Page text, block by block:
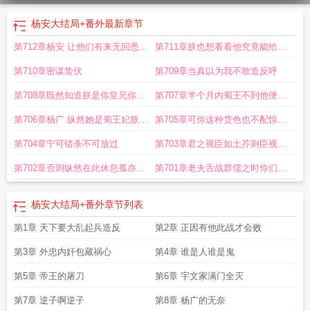
杨安个人资料 杨安全文免费阅读最新章节
杨安的短剧
么杨安 陈总杨安喜欢杨八妹杨安 你知道杨安欣是谁吗杨安的扮演者杨安 陈
杨安大结局+番外最新章节
第712章杨安 让他们有来无回悉数
葬送于此
第711章朕也想看看他究竟能给朕
多少惊喜
第710章密谋蛰伏 第709章当真以为我不敢造反呼
第708章既然知道朕是你皇兄你就
不该给朕找麻烦
第707章半个月内蜀王不到他便主
动请辞
第706章杨广 纵然她是蜀王妃朕也
照杀不误
第705章可你这种货色也不配惊扰
陛下
第704章宁可错杀不可放过 第703章君之视臣如土芥则臣视君
如仇寇
第702章否则纵然在此休息孤亦寝 第701章老夫舌战群儒之时你们还
杨安大结局+番外章节列表
第1章 天下要大乱起兵造反 第2章 正因有他此战才会败
第3章 外忠内奸包藏祸心 第4章 谁是人谁是鬼
第5章 帝王的屠刀 第6章 宇文家满门全灭
第7章 逆子啊逆子 第8章 杨广的无奈